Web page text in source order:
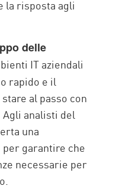
la risposta agli
delle
IT aziendali
rapido e il
al passo con
analisti del
una
garantire che
necessarie per